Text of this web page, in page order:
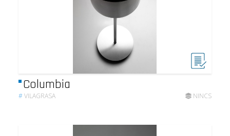
Columbia
#VILAGRASA NINCS